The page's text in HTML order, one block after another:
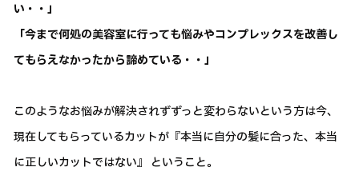
い・・」
「今まで何処の美容室に行っても悩みやコンプレックスを改善し
てもらえなかったから諦めている・・」
このようなお悩みが解決されずずっと変わらないという方は今、
現在してもらっているカットが『本当に自分の髪に合った、本当
に正しいカットではない』 ということ。